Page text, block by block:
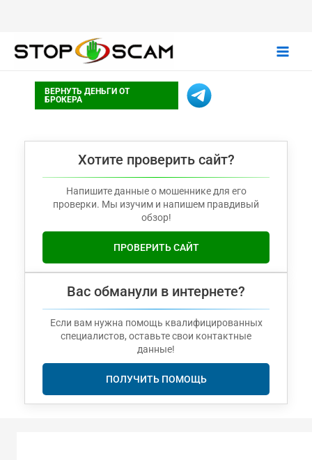
ВЕРНУТЬ ДЕНЬГИ ОТ
БРОКЕРА
Хотите проверить сайт?
Напишите данные о мошеннике для его
проверки. Мы изучим и напишем правдивый
обзор!
ПРОВЕРИТЬ САЙТ
Вас обманули в интернете?
Если вам нужна помощь квалифицированных
специалистов, оставьте свои контактные
данные!
ПОЛУЧИТЬ ПОМОЩЬ